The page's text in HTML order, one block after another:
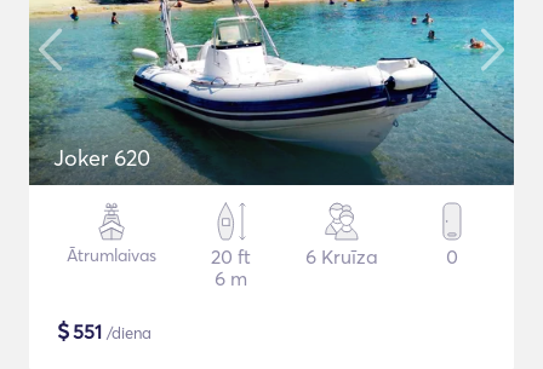
Joker 620
Ātrumlaivas
20 ft
6 m
6 Kruīza 0
$551 /diena